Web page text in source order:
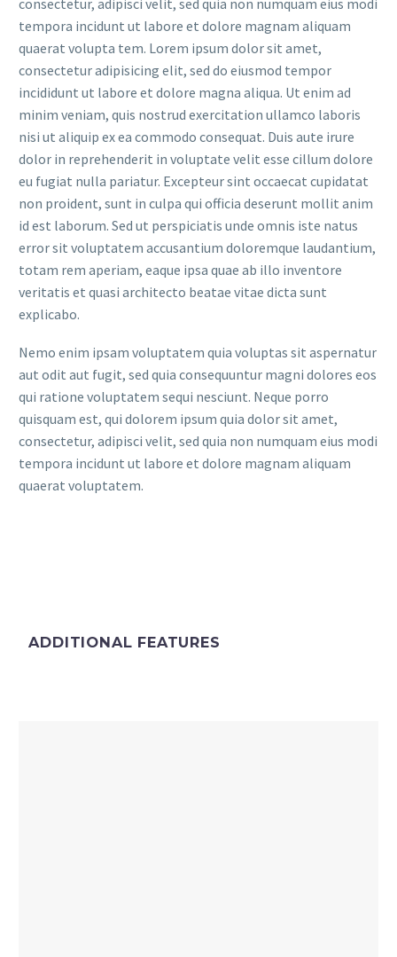
consectetur, adipisci velit, sed quia non numquam eius modi
tempora incidunt ut labore et dolore magnam aliquam
quaerat volupta tem. Lorem ipsum dolor sit amet,
consectetur adipisicing elit, sed do eiusmod tempor
incididunt ut labore et dolore magna aliqua. Ut enim ad
minim veniam, quis nostrud exercitation ullamco laboris
nisi ut aliquip ex ea commodo consequat. Duis aute irure
dolor in reprehenderit in voluptate velit esse cillum dolore
eu fugiat nulla pariatur. Excepteur sint occaecat cupidatat
non proident, sunt in culpa qui officia deserunt mollit anim
id est laborum. Sed ut perspiciatis unde omnis iste natus
error sit voluptatem accusantium doloremque laudantium,
totam rem aperiam, eaque ipsa quae ab illo inventore
veritatis et quasi architecto beatae vitae dicta sunt
explicabo.
Nemo enim ipsam voluptatem quia voluptas sit aspernatur
aut odit aut fugit, sed quia consequuntur magni dolores eos
qui ratione voluptatem sequi nesciunt. Neque porro
quisquam est, qui dolorem ipsum quia dolor sit amet,
consectetur, adipisci velit, sed quia non numquam eius modi
tempora incidunt ut labore et dolore magnam aliquam
quaerat voluptatem.
ADDITIONAL FEATURES